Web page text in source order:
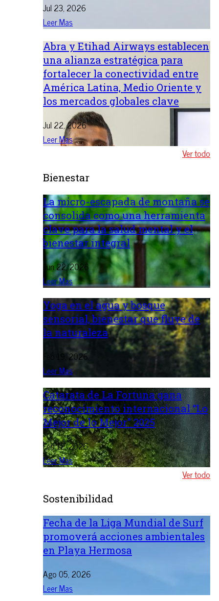
Jul 23, 2026
Leer Mas
Abra y Etihad Airways establecen
una alianza estratégica para
fortalecer la conectividad entre
América Latina, Medio Oriente y
los mercados globales clave
Jul 22, 2026
Leer Mas
Ver todo
Bienestar
La micro-escapada de montaña se
consolida como una herramienta
clave para la salud mental y el
bienestar integral
Jun 22, 2026
Leer Mas
Yoga en el agua y bosque
sensorial, bienestar que fluye de
la naturaleza
Feb 19, 2026
Leer Mas
Catarata de La Fortuna gana
reconocimiento internacional “Lo
Mejor de lo Mejor” 2025
Feb 12, 2026
Leer Mas
Ver todo
Sostenibilidad
Fecha de la Liga Mundial de Surf
promoverá acciones ambientales
en Playa Hermosa
Ago 05, 2026
Leer Mas